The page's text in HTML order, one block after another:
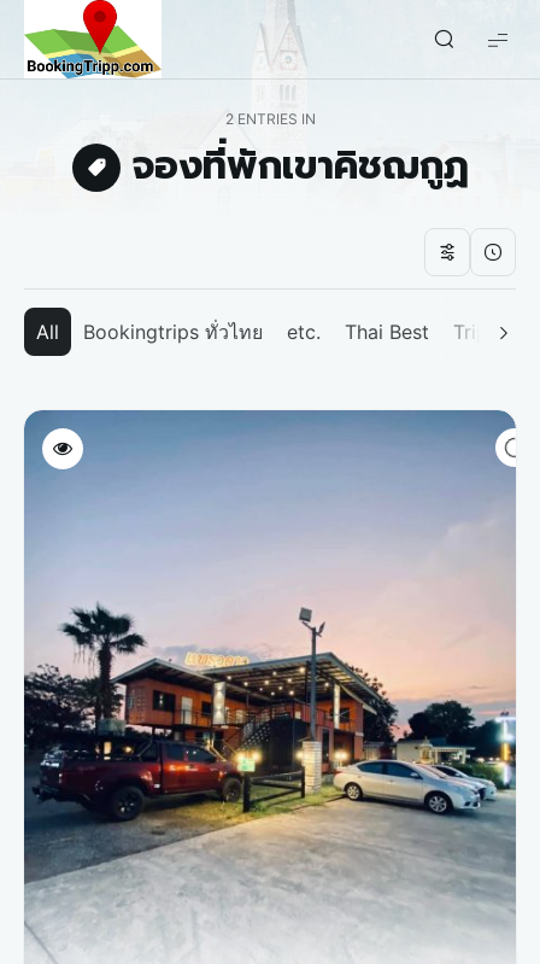
bookingtripp.com
2 ENTRIES IN
จองที่พักเขาคิชฌกูฏ
All Bookingtrips ทั่วไทย etc. Thai Best Tripp